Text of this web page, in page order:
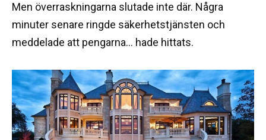
Men överraskningarna slutade inte där. Några
minuter senare ringde säkerhetstjänsten och
meddelade att pengarna… hade hittats.